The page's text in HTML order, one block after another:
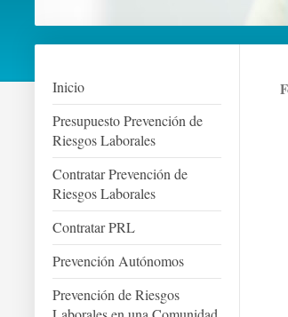
Inicio
Presupuesto Prevención de
Riesgos Laborales
Contratar Prevención de
Riesgos Laborales
Contratar PRL
Prevención Autónomos
Prevención de Riesgos